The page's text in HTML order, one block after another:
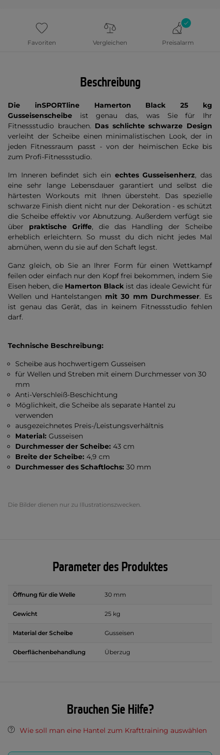
Favoriten Vergleichen Preisalarm
Beschreibung
Die inSPORTline Hamerton Black 25 kg
Gusseisenscheibe ist genau das, was Sie für Ihr
Fitnessstudio brauchen. Das schlichte schwarze Design
verleiht der Scheibe einen minimalistischen Look, der in
jeden Fitnessraum passt - von der heimischen Ecke bis
zum Profi-Fitnessstudio.
Im Inneren befindet sich ein echtes Gusseisenherz, das
eine sehr lange Lebensdauer garantiert und selbst die
härtesten Workouts mit Ihnen übersteht. Das spezielle
schwarze Finish dient nicht nur der Dekoration - es schützt
die Scheibe effektiv vor Abnutzung. Außerdem verfügt sie
über praktische Griffe, die das Handling der Scheibe
erheblich erleichtern. So musst du dich nicht jedes Mal
abmühen, wenn du sie auf den Schaft legst.
Ganz gleich, ob Sie an Ihrer Form für einen Wettkampf
feilen oder einfach nur den Kopf frei bekommen, indem Sie
Eisen heben, die Hamerton Black ist das ideale Gewicht für
Wellen und Hantelstangen mit 30 mm Durchmesser. Es
ist genau das Gerät, das in keinem Fitnessstudio fehlen
darf.
Technische Beschreibung:
Scheibe aus hochwertigem Gusseisen
für Wellen und Streben mit einem Durchmesser von 30
mm
Anti-Verschleiß-Beschichtung
Möglichkeit, die Scheibe als separate Hantel zu
verwenden
ausgezeichnetes Preis-/Leistungsverhältnis
Material:Gusseisen
Durchmesser der Scheibe:43 cm
Breite der Scheibe:4,9 cm
Durchmesser des Schaftlochs:30 mm
Die Bilder dienen nur zu Illustrationszwecken.
Parameter des Produktes
Öffnung für die Welle 30 mm
Gewicht 25 kg
Material der Scheibe Gusseisen
Oberflächenbehandlung Überzug
Brauchen Sie Hilfe?
Wie soll man eine Hantel zum Krafttraining auswählen